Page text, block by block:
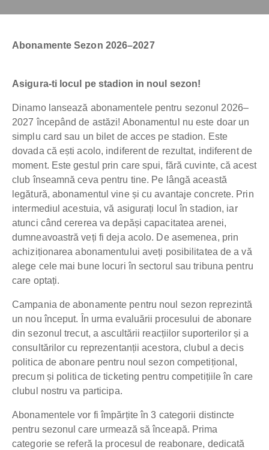
Abonamente Sezon 2026–2027
Asigura-ti locul pe stadion in noul sezon!
Dinamo lansează abonamentele pentru sezonul 2026–
2027 începând de astăzi! Abonamentul nu este doar un
simplu card sau un bilet de acces pe stadion. Este
dovada că ești acolo, indiferent de rezultat, indiferent de
moment. Este gestul prin care spui, fără cuvinte, că acest
club înseamnă ceva pentru tine. Pe lângă această
legătură, abonamentul vine și cu avantaje concrete. Prin
intermediul acestuia, vă asigurați locul în stadion, iar
atunci când cererea va depăși capacitatea arenei,
dumneavoastră veți fi deja acolo. De asemenea, prin
achiziționarea abonamentului aveți posibilitatea de a vă
alege cele mai bune locuri în sectorul sau tribuna pentru
care optați.
Campania de abonamente pentru noul sezon reprezintă
un nou început. În urma evaluării procesului de abonare
din sezonul trecut, a ascultării reacțiilor suporterilor și a
consultărilor cu reprezentanții acestora, clubul a decis
politica de abonare pentru noul sezon competițional,
precum și politica de ticketing pentru competițiile în care
clubul nostru va participa.
Abonamentele vor fi împărțite în 3 categorii distincte
pentru sezonul care urmează să înceapă. Prima
categorie se referă la procesul de reabonare, dedicată